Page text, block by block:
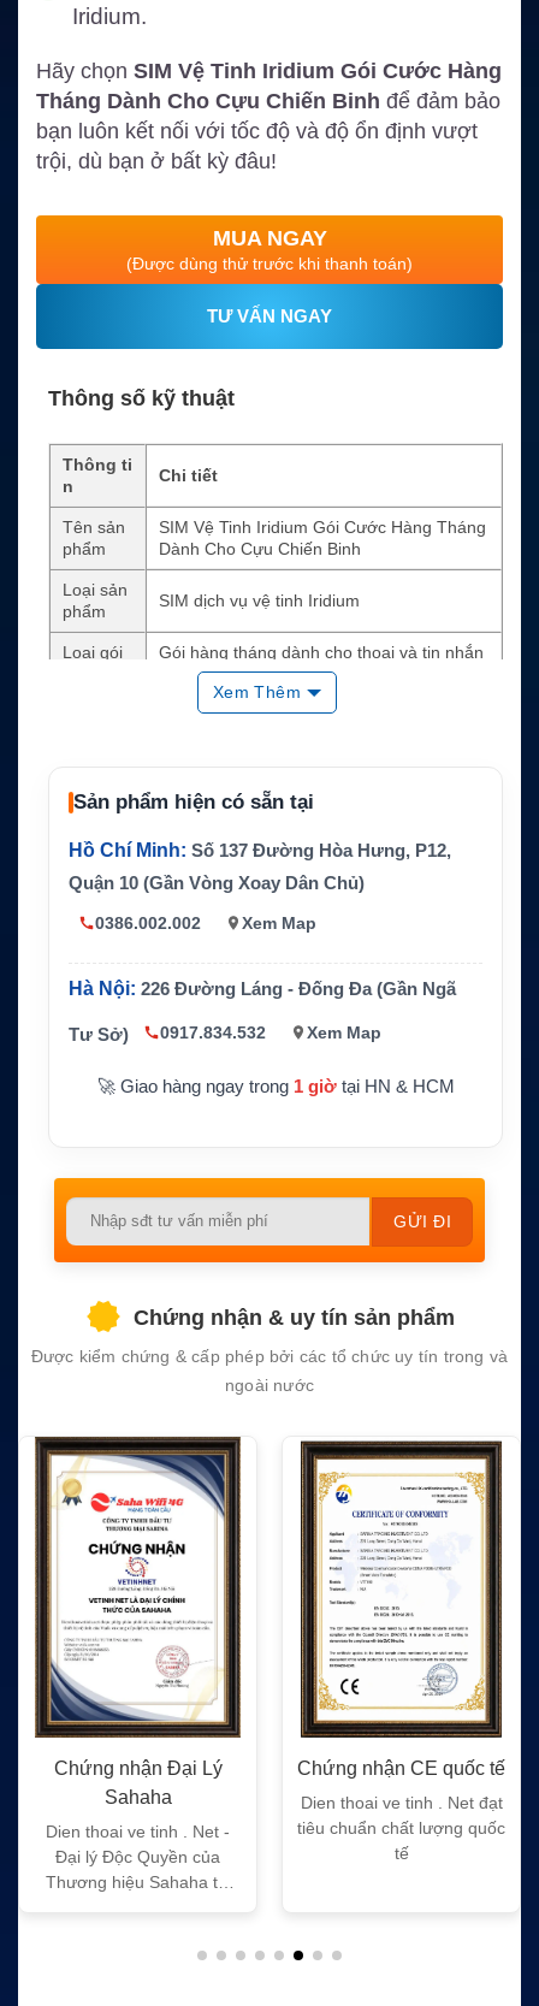
Iridium.
Hãy chọn SIM Vệ Tinh Iridium Gói Cước Hàng
Tháng Dành Cho Cựu Chiến Binh để đảm bảo
bạn luôn kết nối với tốc độ và độ ổn định vượt
trội, dù bạn ở bất kỳ đâu!
MUA NGAY
(Được dùng thử trước khi thanh toán)
TƯ VẤN NGAY
Thông số kỹ thuật
Thông ti
n
Chi tiết
Tên sản
phẩm
SIM Vệ Tinh Iridium Gói Cước Hàng Tháng
Dành Cho Cựu Chiến Binh
Loại sản
phẩm
SIM dịch vụ vệ tinh Iridium
Loại gói Gói hàng tháng dành cho thoại và tin nhắn
Iridium
Chu kỳ th
anh toán
Thời hạn
12 tháng
ương thíc
h
ạng Iridium phù hợp
Ứng dụn
Liên lạc vùng xa, hàng hải, thám hiểm, công
Phù hợp thoại và tin nhắn, không phải gói int
Xem Thêm
Sản phẩm hiện có sẵn tại
Hồ Chí Minh: Số 137 Đường Hòa Hưng, P12,
Quận 10 (Gần Vòng Xoay Dân Chủ)
0386.002.002 Xem Map
Hà Nội: 226 Đường Láng - Đống Đa (Gần Ngã
Tư Sở) 0917.834.532 Xem Map
🚀 Giao hàng ngay trong 1 giờtại HN & HCM
Please
empty.
Chứng nhận & uy tín sản phẩm
Được kiểm chứng & cấp phép bởi các tổ chức uy tín trong và
ngoài nước
Đại Lý
ve tinh . Net -
Quyền của
Sahaha tại
Chứng nhận CE quốc tế
Dien thoai ve tinh . Net đạt
tiêu chuẩn chất lượng quốc
Chứng
Dien thoai
tiêu chuẩn